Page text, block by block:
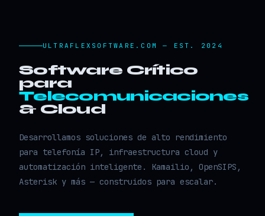
ULTRAFLEXSOFTWARE.COM — EST. 2024
Software Crítico
para
Telecomunicaciones
& Cloud
Desarrollamos soluciones de alto rendimiento
para telefonía IP, infraestructura cloud y
automatización inteligente. Kamailio, OpenSIPS,
Asterisk y más — construidos para escalar.